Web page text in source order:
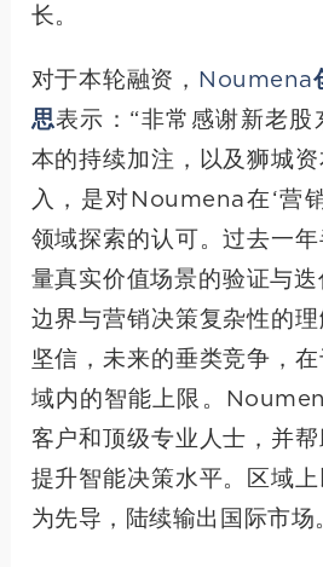
长。
对于本轮融资，
Noumena
思表示：“非常感谢新老股
本的持续加注，以及狮城
入，是对Noumena在‘营
领域探索的认可。过去一
量真实价值场景的验证与
边界与营销决策复杂性的理
坚信，未来的垂类竞争，
域内的智能上限。
客户和顶级专业人士，并
提升智能决策水平。区域
为先导，陆续输出国际市场